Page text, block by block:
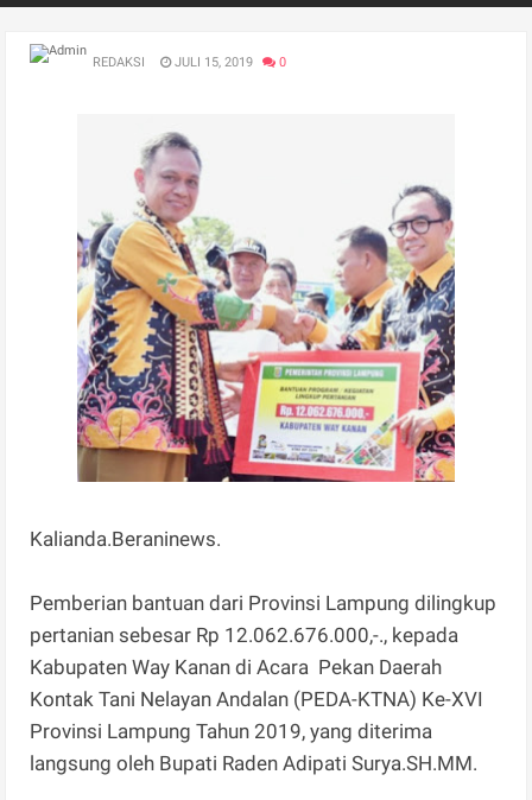
REDAKSI JULI 15, 2019 0
Kalianda.Beraninews.
Pemberian bantuan dari Provinsi Lampung dilingkup
pertanian sebesar Rp 12.062.676.000,-., kepada
Kabupaten Way Kanan di Acara Pekan Daerah
Kontak Tani Nelayan Andalan (PEDA-KTNA) Ke-XVI
Provinsi Lampung Tahun 2019, yang diterima
langsung oleh Bupati Raden Adipati Surya.SH.MM.